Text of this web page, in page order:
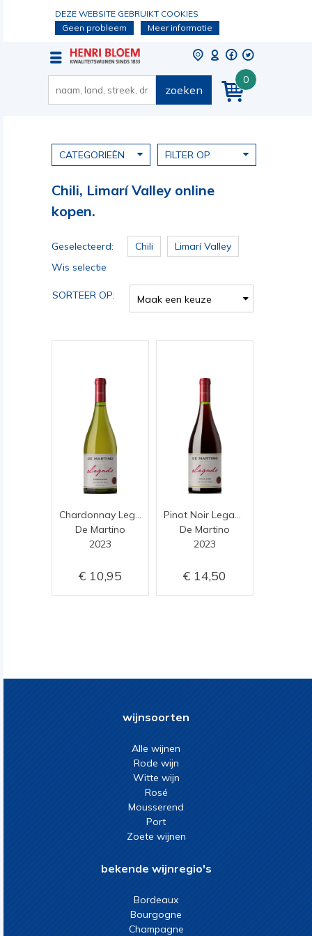
DEZE WEBSITE GEBRUIKT COOKIES
Geen probleem
Meer informatie
0
zoeken
CATEGORIEËN FILTER OP
Chili, Limarí Valley online
kopen.
Geselecteerd: Chili
Limarí Valley
Wis selectie
SORTEER OP: Maak een keuze
De Martino
2023
10,95
De Martino
2023
14,50
wijnsoorten
Alle wijnen
Rode wijn
Witte wijn
Rosé
Mousserend
Port
Zoete wijnen
bekende wijnregio's
Bordeaux
Bourgogne
Champagne